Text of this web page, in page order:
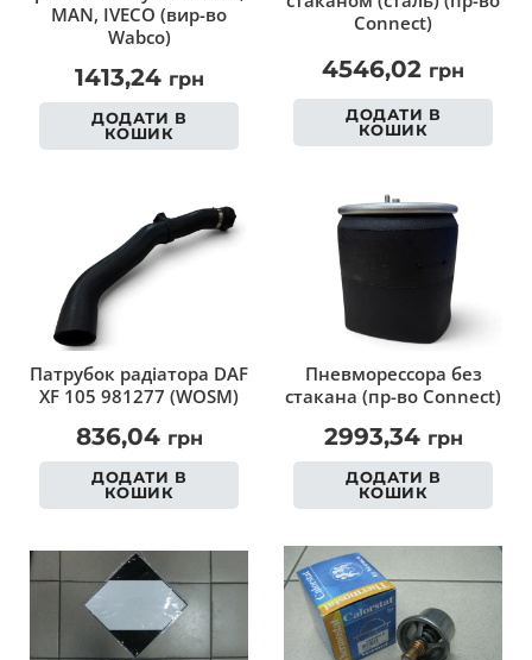
MAN, IVECO (вир-во
Wabco)
1413,24 грн
ДОДАТИ В
КОШИК
Connect)
4546,02 грн
ДОДАТИ В
КОШИК
Патрубок радіатора DAF
XF 105 981277 (WOSM)
836,04 грн
ДОДАТИ В
КОШИК
Пневморессора без
стакана (пр-во Connect)
2993,34 грн
ДОДАТИ В
КОШИК